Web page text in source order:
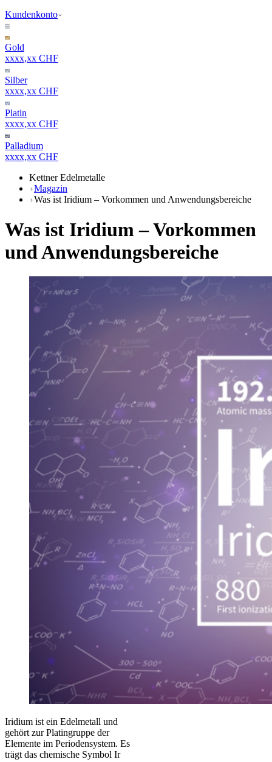
Kundenkonto
Gold
xxxx,xx CHF
Silber
xxxx,xx CHF
Platin
xxxx,xx CHF
Palladium
xxxx,xx CHF
Kettner Edelmetalle
Magazin
Was ist Iridium – Vorkommen und Anwendungsbereiche
Was ist Iridium – Vorkommen
und Anwendungsbereiche
Iridium ist ein Edelmetall und
gehört zur Platingruppe der
Elemente im Periodensystem. Es
trägt das chemische Symbol Ir